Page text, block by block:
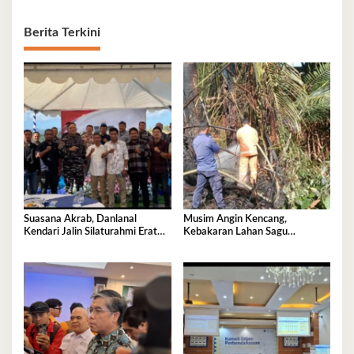
Berita Terkini
Suasana Akrab, Danlanal
Kendari Jalin Silaturahmi Erat
Musim Angin Kencang,
Kebakaran Lahan Sagu